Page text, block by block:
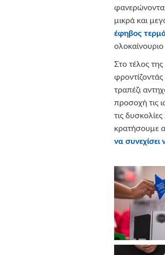
μικρά και
έφηβος
Στο τέλος
τραπέζι
προσοχή τις
τις
κρατήσουμε
να